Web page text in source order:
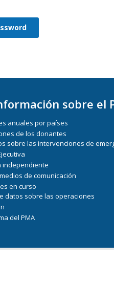
sobre el
anuales por países
de los donantes
sobre las intervenciones de
independiente
de comunicación
en curso
datos sobre las operaciones
del PMA